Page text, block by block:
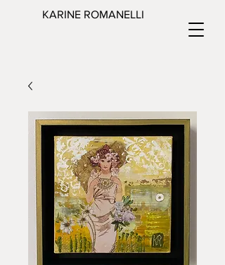
KARINE ROMANELLI